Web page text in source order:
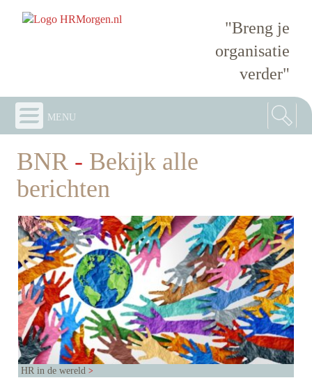
"Breng je
organisatie
verder"
menu
BNR - Bekijk alle
berichten
HR in de wereld